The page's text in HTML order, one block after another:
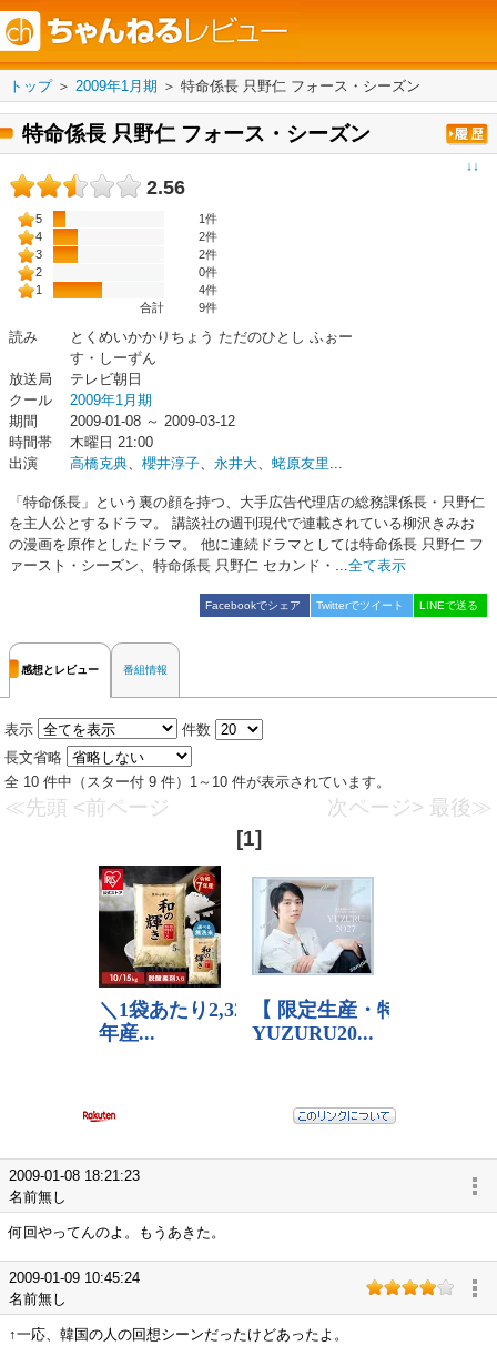
トップ＞ 2009年1月期 ＞ 特命係長 只野仁 フォース・シーズン
特命係長 只野仁 フォース・シーズン
↓↓
2.56
5
1件
4
2件
3
2件
2
0件
1
4件
合計
9件
読み
とくめいかかりちょう ただのひとし ふぉー
す・しーずん
放送局
テレビ朝日
クール
2009年1月期
期間
2009-01-08 ～ 2009-03-12
時間帯
木曜日 21:00
出演
高橋克典、 櫻井淳子、 永井大、 蛯原友里...
「特命係長」という裏の顔を持つ、大手広告代理店の総務課係長・只野仁
を主人公とするドラマ。 講談社の週刊現代で連載されている柳沢きみお
の漫画を原作としたドラマ。 他に連続ドラマとしては特命係長 只野仁 フ
ァースト・シーズン、特命係長 只野仁 セカンド・...全て表示
Facebookでシェア Twitterでツイート LINEで送る
感想とレビュー 番組情報
表示
件数
長文省略
全 10 件中（スター付 9 件）1～10 件が表示されています。
≪先頭 <前ページ 次ページ> 最後≫
[1]
2009-01-08 18:21:23
名前無し
何回やってんのよ。もうあきた。
2009-01-09 10:45:24
名前無し
↑一応、韓国の人の回想シーンだったけどあったよ。